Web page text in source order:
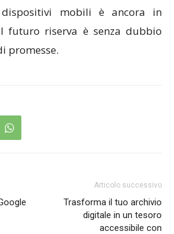
dispositivi mobili è ancora in
futuro riserva è senza dubbio
promesse.
Articolo successivo
Trasforma il tuo archivio
digitale in un tesoro
accessibile con